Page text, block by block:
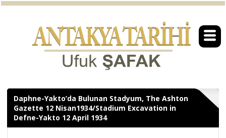
Daphne-Yakto’da Bulunan Stadyum, The Ashton
Gazette 12 Nisan1934/Stadium Excavation in
Defne-Yakto 12 April 1934